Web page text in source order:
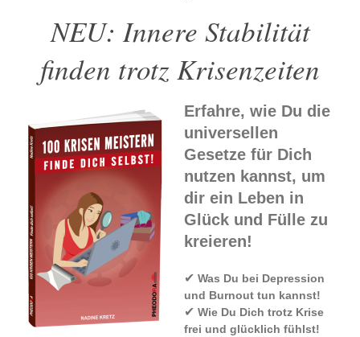
NEU: Innere Stabilität
finden trotz Krisenzeiten
Erfahre, wie Du die
universellen
Gesetze für Dich
nutzen kannst, um
dir ein Leben in
Glück und Fülle zu
kreieren!
✔ Was Du bei Depression
und Burnout tun kannst!
✔ Wie Du Dich trotz Krise
frei und glücklich fühlst!